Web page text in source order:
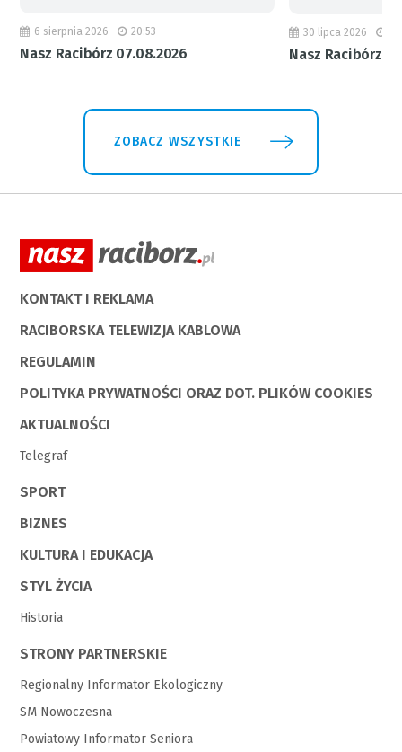
6 sierpnia 2026 20:53
Nasz Racibórz 07.08.2026
30 lipca 2026
Nasz Racibórz
ZOBACZ WSZYSTKIE
KONTAKT I REKLAMA
RACIBORSKA TELEWIZJA KABLOWA
REGULAMIN
POLITYKA PRYWATNOŚCI ORAZ DOT. PLIKÓW COOKIES
AKTUALNOŚCI
Telegraf
SPORT
BIZNES
KULTURA I EDUKACJA
STYL ŻYCIA
Historia
STRONY PARTNERSKIE
Regionalny Informator Ekologiczny
SM Nowoczesna
Powiatowy Informator Seniora